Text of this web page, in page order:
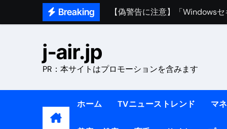
Breaking
熊本イオンモール爆発事故｜
中町綾が2週間で3.5kg痩せた
j-air.jp
PR：本サイトはプロモーションを含みます
ホーム TVニューストレンド マ